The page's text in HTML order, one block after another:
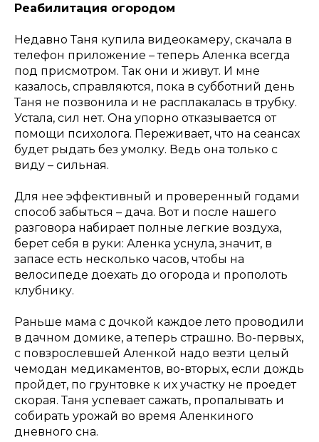
Реабилитация огородом
Недавно Таня купила видеокамеру, скачала в
телефон приложение – теперь Аленка всегда
под присмотром. Так они и живут. И мне
казалось, справляются, пока в субботний день
Таня не позвонила и не расплакалась в трубку.
Устала, сил нет. Она упорно отказывается от
помощи психолога. Переживает, что на сеансах
будет рыдать без умолку. Ведь она только с
виду – сильная.
Для нее эффективный и проверенный годами
способ забыться – дача. Вот и после нашего
разговора набирает полные легкие воздуха,
берет себя в руки: Аленка уснула, значит, в
запасе есть несколько часов, чтобы на
велосипеде доехать до огорода и прополоть
клубнику.
Раньше мама с дочкой каждое лето проводили
в дачном домике, а теперь страшно. Во-первых,
с повзрослевшей Аленкой надо везти целый
чемодан медикаментов, во-вторых, если дождь
пройдет, по грунтовке к их участку не проедет
скорая. Таня успевает сажать, пропалывать и
собирать урожай во время Аленкиного
дневного сна.